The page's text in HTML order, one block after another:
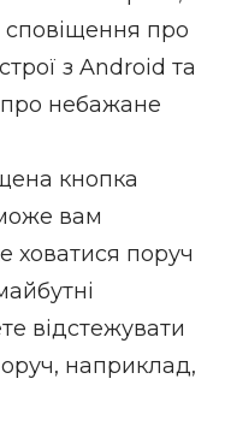
сповіщення про
з Android та
небажане
кнопка
вам
ховатися поруч
відстежувати
наприклад,